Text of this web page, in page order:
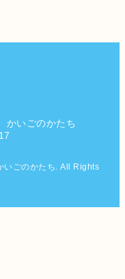
いごのかたち
ごのかたち . All Rights